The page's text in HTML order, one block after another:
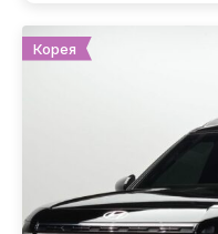
Корея